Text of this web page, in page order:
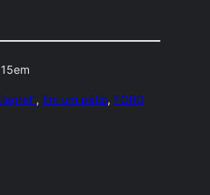
em
, Em um pátio, FORD